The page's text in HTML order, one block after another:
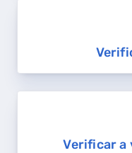
Verificar a